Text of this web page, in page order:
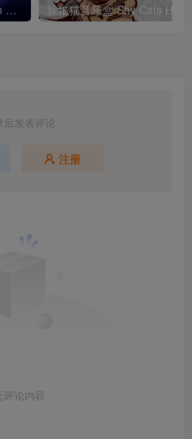
遗忘之地的同行/Together in Forgotten Lands
后发表评论
注册
评论内容